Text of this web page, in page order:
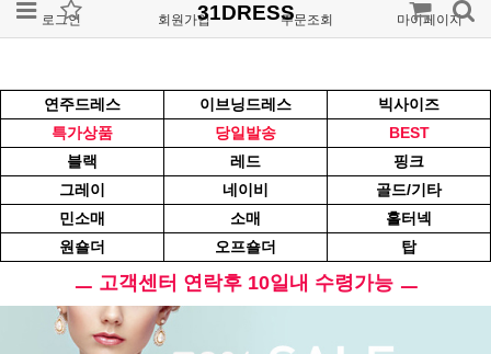
로그인 회원가입 주문조회 마이페이지
31DRESS
연주드레스 이브닝드레스
빅사이즈
특가상품
당일발송
BEST
블랙
레드
핑크
그레이
네이비
골드/기타
민소매
소매
홀터넥
원숄더
오프숄더 탑
ㅡ 고객센터 연락후 10일내 수령가능 ㅡ